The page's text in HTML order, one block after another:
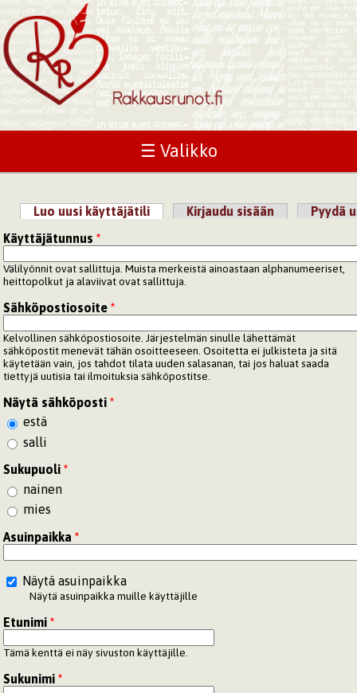
☰ Valikko
Ensisijaiset välilehdet
Luo uusi käyttäjätili (aktiivinen välilehti)
Kirjaudu sisään
Pyydä
Käyttäjätunnus*
Välilyönnit ovat sallittuja. Muista merkeistä ainoastaan alphanumeeriset,
heittopolkut ja alaviivat ovat sallittuja.
Sähköpostiosoite*
Kelvollinen sähköpostiosoite. Järjestelmän sinulle lähettämät
sähköpostit menevät tähän osoitteeseen. Osoitetta ei julkisteta ja sitä
käytetään vain, jos tahdot tilata uuden salasanan, tai jos haluat saada
tiettyjä uutisia tai ilmoituksia sähköpostitse.
Näytä sähköposti*
estä
salli
Sukupuoli*
nainen
mies
Asuinpaikka*
Näytä asuinpaikka
Näytä asuinpaikka muille käyttäjille
Etunimi*
Tämä kenttä ei näy sivuston käyttäjille.
Sukunimi*